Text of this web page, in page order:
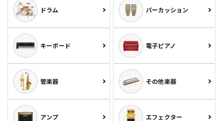
ドラム パーカッション
キーボード 電子ピアノ
管楽器 その他楽器
アンプ エフェクター